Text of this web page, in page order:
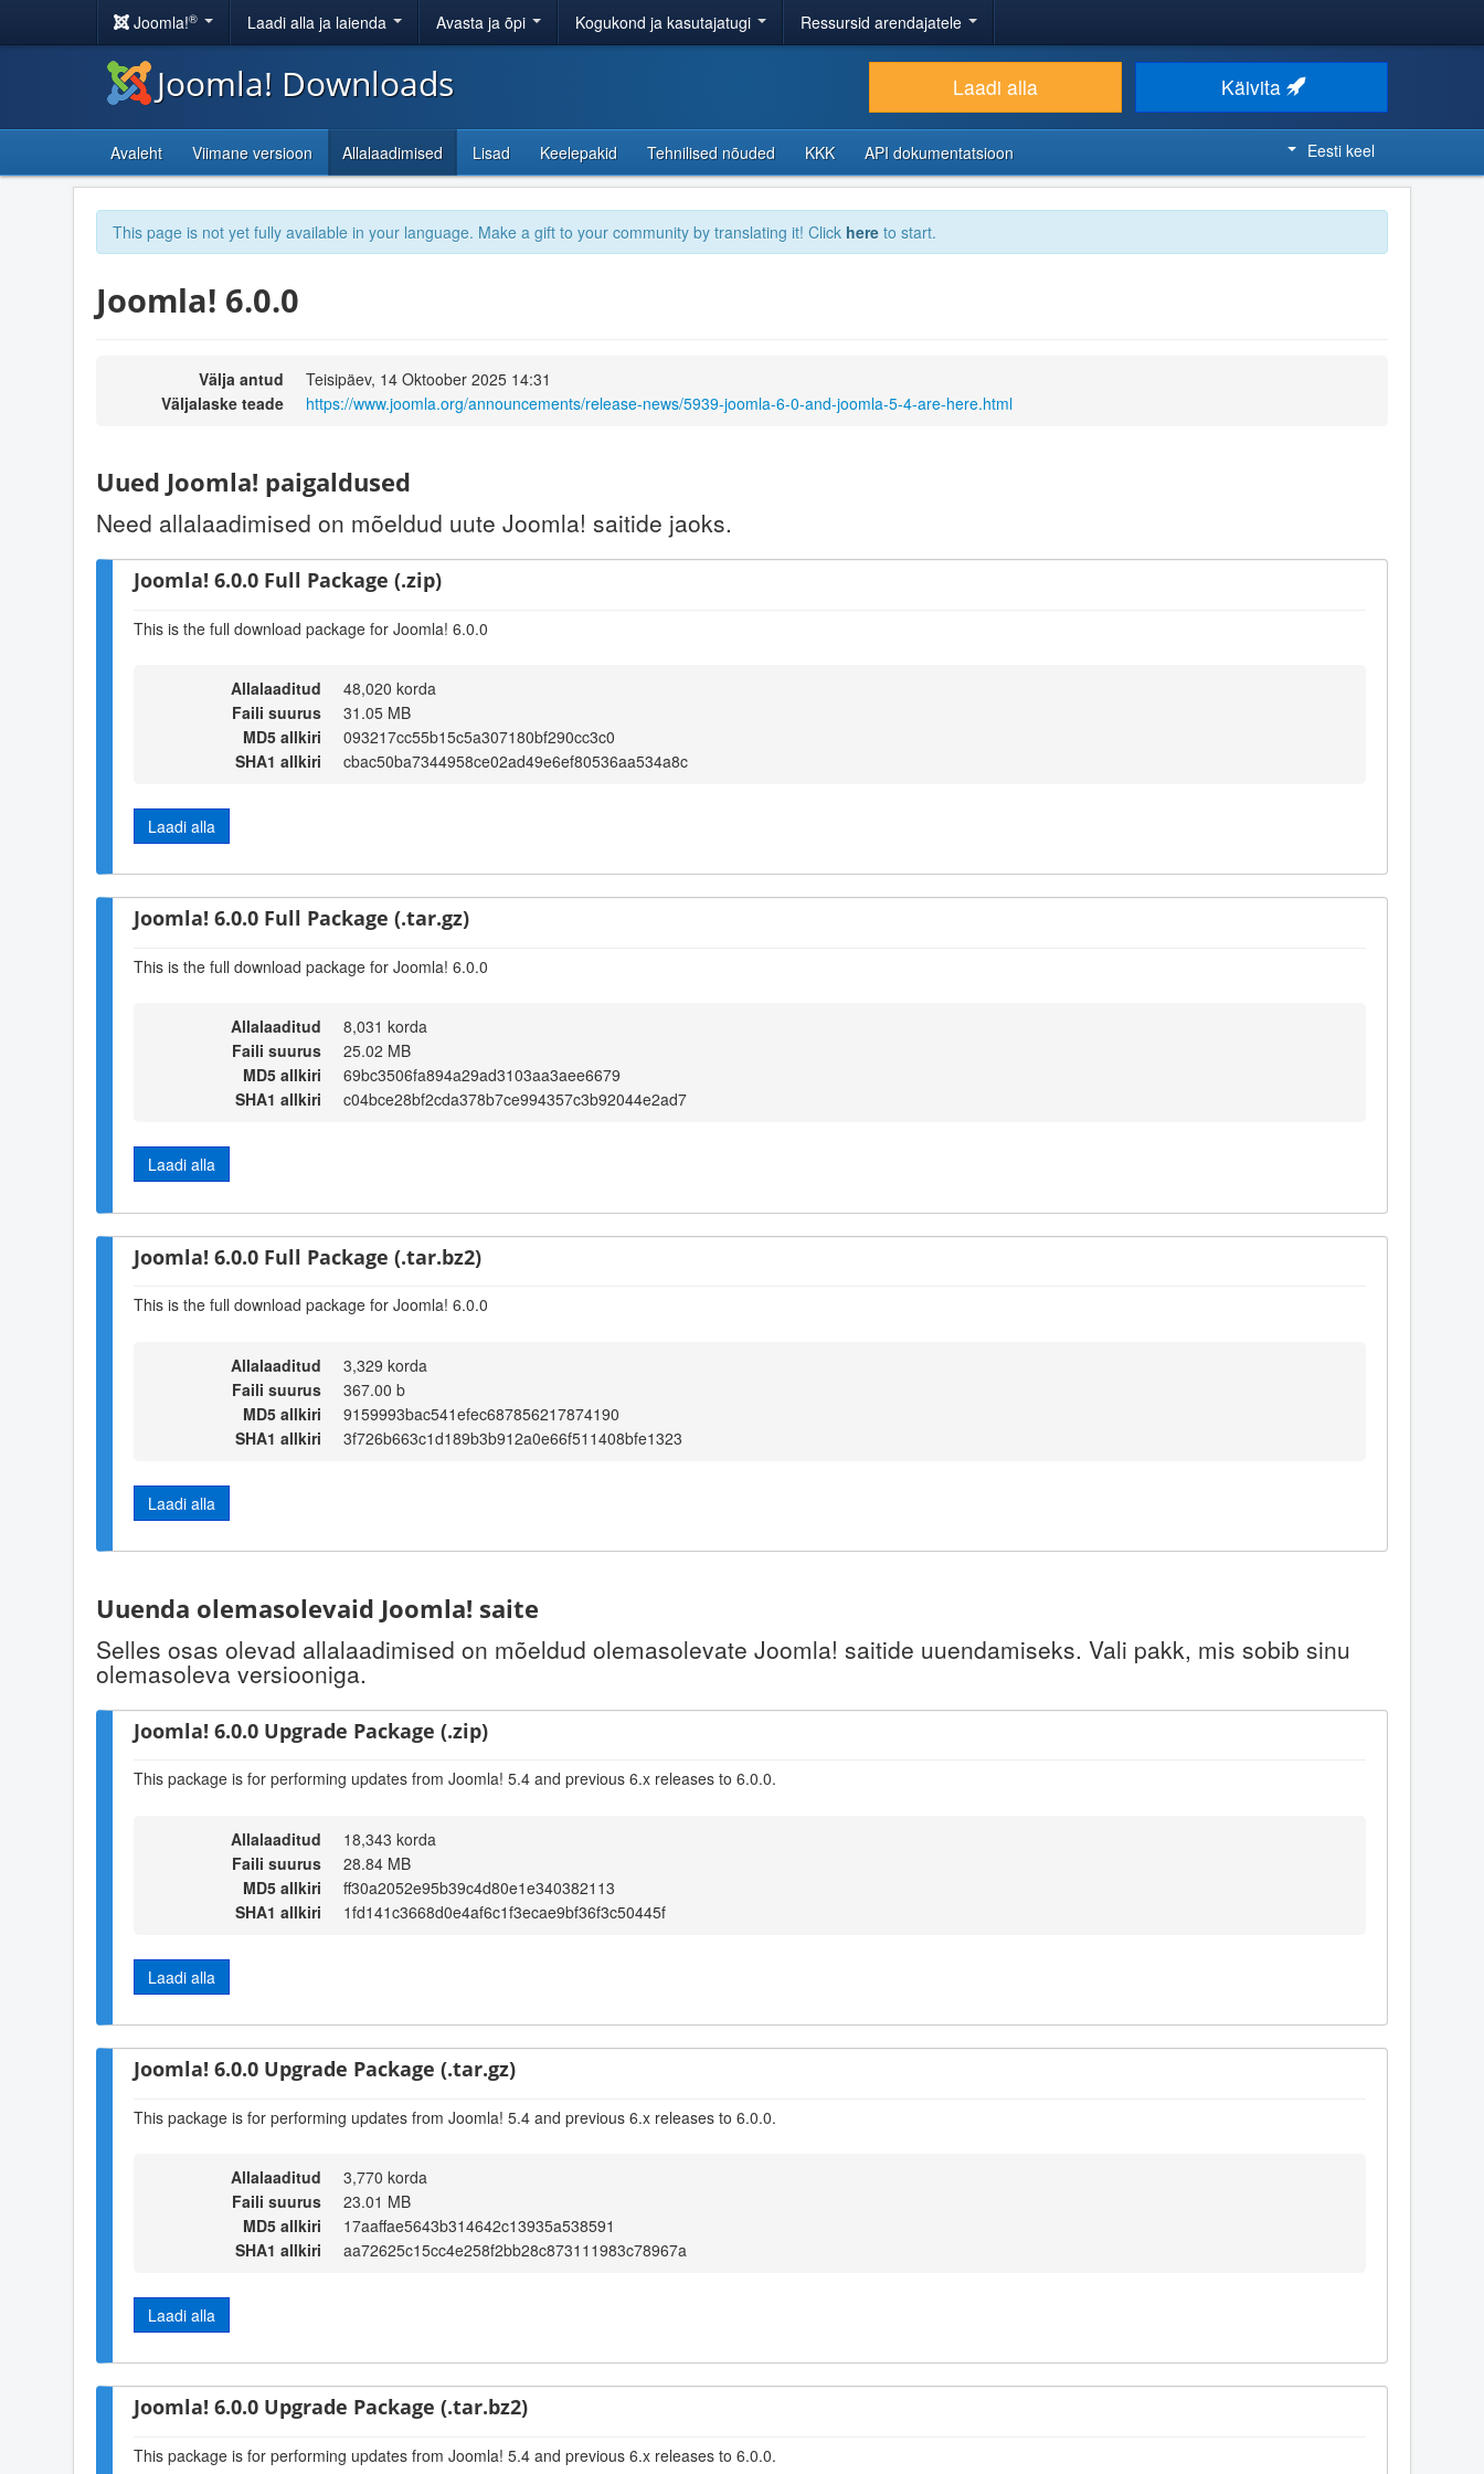
Joomla!® Laadi alla ja laienda Avasta ja õpi Kogukond ja kasutajatugi Ressursid arendajatele
Joomla! Downloads Laadi alla Käivita
Avaleht Viimane versioon Allalaadimised Lisad Keelepakid Tehnilised nõuded KKK API dokumentatsioon Eesti keel
This page is not yet fully available in your language. Make a gift to your community by translating it! Click here to start.
Joomla! 6.0.0
Välja antud
Teisipäev, 14 Oktoober 2025 14:31
Väljalaske teade
https://www.joomla.org/announcements/release-news/5939-joomla-6-0-and-joomla-5-4-are-here.html
Uued Joomla! paigaldused
Need allalaadimised on mõeldud uute Joomla! saitide jaoks.
Joomla! 6.0.0 Full Package (.zip)
This is the full download package for Joomla! 6.0.0
Allalaaditud
48,020 korda
Faili suurus
31.05 MB
MD5 allkiri
093217cc55b15c5a307180bf290cc3c0
SHA1 allkiri
cbac50ba7344958ce02ad49e6ef80536aa534a8c
Laadi alla
Joomla! 6.0.0 Full Package (.tar.gz)
This is the full download package for Joomla! 6.0.0
Allalaaditud
8,031 korda
Faili suurus
25.02 MB
MD5 allkiri
69bc3506fa894a29ad3103aa3aee6679
SHA1 allkiri
c04bce28bf2cda378b7ce994357c3b92044e2ad7
Laadi alla
Joomla! 6.0.0 Full Package (.tar.bz2)
This is the full download package for Joomla! 6.0.0
Allalaaditud
3,329 korda
Faili suurus
367.00 b
MD5 allkiri
9159993bac541efec687856217874190
SHA1 allkiri
3f726b663c1d189b3b912a0e66f511408bfe1323
Laadi alla
Uuenda olemasolevaid Joomla! saite
Selles osas olevad allalaadimised on mõeldud olemasolevate Joomla! saitide uuendamiseks. Vali pakk, mis sobib sinu
olemasoleva versiooniga.
Joomla! 6.0.0 Upgrade Package (.zip)
This package is for performing updates from Joomla! 5.4 and previous 6.x releases to 6.0.0.
Allalaaditud
18,343 korda
Faili suurus
28.84 MB
MD5 allkiri
ff30a2052e95b39c4d80e1e340382113
SHA1 allkiri
1fd141c3668d0e4af6c1f3ecae9bf36f3c50445f
Laadi alla
Joomla! 6.0.0 Upgrade Package (.tar.gz)
This package is for performing updates from Joomla! 5.4 and previous 6.x releases to 6.0.0.
Allalaaditud
3,770 korda
Faili suurus
23.01 MB
MD5 allkiri
17aaffae5643b314642c13935a538591
SHA1 allkiri
aa72625c15cc4e258f2bb28c873111983c78967a
Laadi alla
Joomla! 6.0.0 Upgrade Package (.tar.bz2)
This package is for performing updates from Joomla! 5.4 and previous 6.x releases to 6.0.0.